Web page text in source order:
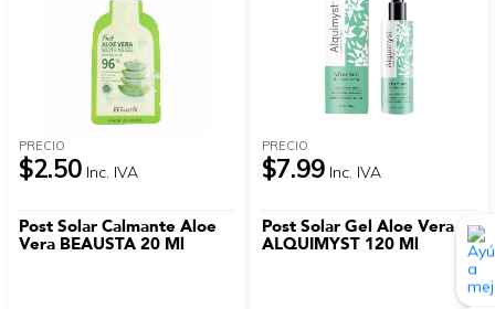
PRECIO
$2.50 Inc. IVA
Post Solar Calmante Aloe
Vera BEAUSTA 20 Ml
PRECIO
$7.99 Inc. IVA
Post Solar Gel Aloe Vera
ALQUIMYST 120 Ml